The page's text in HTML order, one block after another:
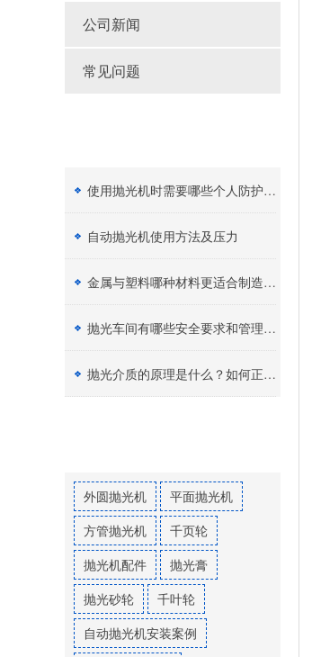
公司新闻
常见问题
使用抛光机时需要哪些个人防护设备（PPE）？
自动抛光机使用方法及压力
金属与塑料哪种材料更适合制造加工？
抛光车间有哪些安全要求和管理制度？
抛光介质的原理是什么？如何正确选择抛光膏？
外圆抛光机
平面抛光机
方管抛光机
千页轮
抛光机配件
抛光膏
抛光砂轮
千叶轮
自动抛光机安装案例